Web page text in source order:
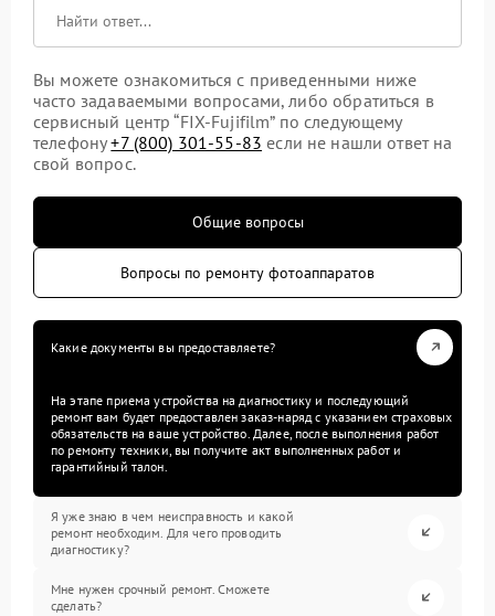
Вы можете ознакомиться с приведенными ниже
часто задаваемыми вопросами, либо обратиться в
сервисный центр “FIX-Fujifilm” по следующему
телефону+7 (800) 301-55-83 если не нашли ответ на
свой вопрос.
Общие вопросы
Вопросы по ремонту фотоаппаратов
Какие документы вы предоставляете?
На этапе приема устройства на диагностику и последующий
ремонт вам будет предоставлен заказ-наряд с указанием страховых
обязательств на ваше устройство. Далее, после выполнения работ
по ремонту техники, вы получите акт выполненных работ и
гарантийный талон.
Я уже знаю в чем неисправность и какой
ремонт необходим. Для чего проводить
диагностику?
Мне нужен срочный ремонт. Сможете
сделать?